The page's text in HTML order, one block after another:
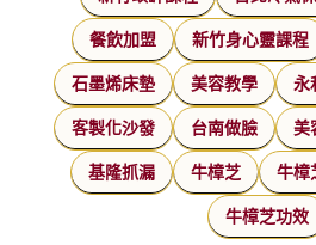
餐飲加盟 新竹身心靈課程
石墨烯床墊 美容教學 永
客製化沙發 台南做臉 美
基隆抓漏 牛樟芝 牛樟
牛樟芝功效